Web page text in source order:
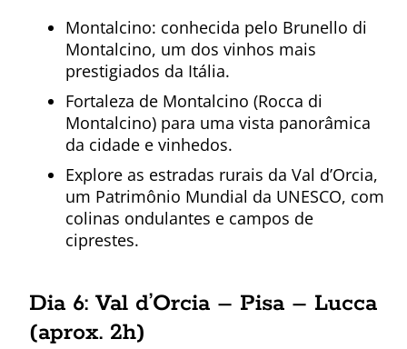
Montalcino: conhecida pelo Brunello di
Montalcino, um dos vinhos mais
prestigiados da Itália.
Fortaleza de Montalcino (Rocca di
Montalcino) para uma vista panorâmica
da cidade e vinhedos.
Explore as estradas rurais da Val d’Orcia,
um Patrimônio Mundial da UNESCO, com
colinas ondulantes e campos de
ciprestes.
Dia 6: Val d’Orcia – Pisa – Lucca
(aprox. 2h)